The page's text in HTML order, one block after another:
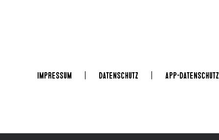
Impressum Datenschutz app-Datenschutz